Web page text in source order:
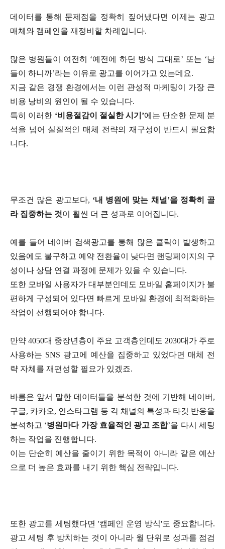
데이터를 통해 문제점을 정확히 짚어냈다면 이제는 광고
매체와 캠페인을 재정비할 차례입니다.
많은 병원들이 여전히 ‘예전에 하던 방식 그대로’ 또는 ‘남
들이 하니까’라는 이유로 광고를 이어가고 있는데요.
지금 같은 경쟁 환경에서는 이런 관성적 마케팅이 가장 큰
비용 낭비의 원인이 될 수 있습니다.
특히 이러한 ‘비용절감이 절실한 시기’에는 단순한 문제 분
석을 넘어 실질적인 매체 전략의 재구성이 반드시 필요합
니다.
무조건 많은 광고보다, ‘내 병원에 맞는 채널’을 정확히 골
라 집중하는 것이 훨씬 더 큰 성과로 이어집니다.
예를 들어 네이버 검색광고를 통해 많은 클릭이 발생하고
있음에도 불구하고 예약 전환율이 낮다면 랜딩페이지의 구
성이나 상담 연결 과정에 문제가 있을 수 있습니다.
또한 모바일 사용자가 대부분인데도 모바일 홈페이지가 불
편하게 구성되어 있다면 빠르게 모바일 환경에 최적화하는
작업이 선행되어야 합니다.
만약 4050대 중장년층이 주요 고객층인데도 2030대가 주로
사용하는 SNS 광고에 예산을 집중하고 있었다면 매체 전
략 자체를 재편성할 필요가 있겠죠.
바름은 앞서 말한 데이터들을 분석한 것에 기반해 네이버,
구글, 카카오, 인스타그램 등 각 채널의 특성과 타깃 반응을
분석하고 ‘병원마다 가장 효율적인 광고 조합’을 다시 세팅
하는 작업을 진행합니다.
이는 단순히 예산을 줄이기 위한 목적이 아니라 같은 예산
으로 더 높은 효과를 내기 위한 핵심 전략입니다.
또한 광고를 세팅했다면 '캠페인 운영 방식'도 중요합니다.
광고 세팅 후 방치하는 것이 아니라 월 단위로 성과를 점검